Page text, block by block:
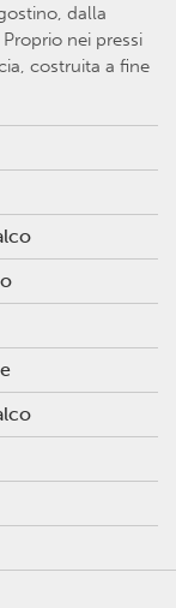
dalla
nei pressi
costruita a fine